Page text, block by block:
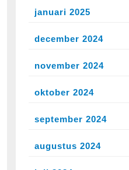
januari 2025
december 2024
november 2024
oktober 2024
september 2024
augustus 2024